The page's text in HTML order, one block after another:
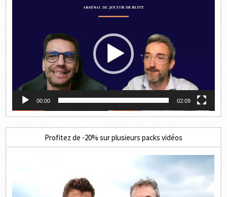
00:00 02:09
Profitez de -20% sur plusieurs packs vidéos